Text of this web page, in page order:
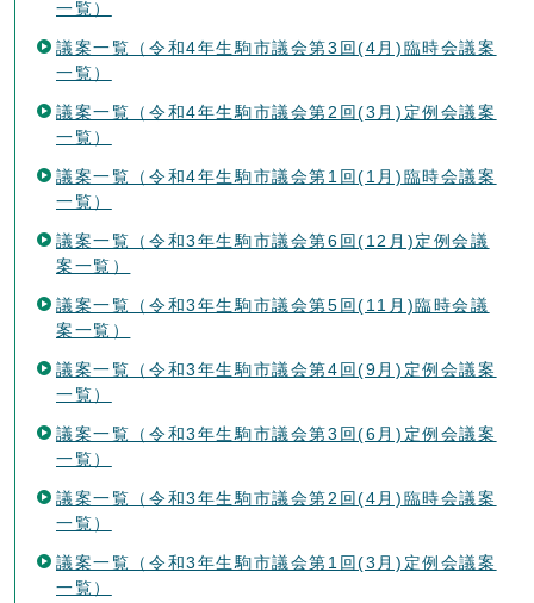
一覧）
議案一覧（令和4年生駒市議会第3回(4月)臨時会議案
一覧）
議案一覧（令和4年生駒市議会第2回(3月)定例会議案
一覧）
議案一覧（令和4年生駒市議会第1回(1月)臨時会議案
一覧）
議案一覧（令和3年生駒市議会第6回(12月)定例会議
案一覧）
議案一覧（令和3年生駒市議会第5回(11月)臨時会議
案一覧）
議案一覧（令和3年生駒市議会第4回(9月)定例会議案
一覧）
議案一覧（令和3年生駒市議会第3回(6月)定例会議案
一覧）
議案一覧（令和3年生駒市議会第2回(4月)臨時会議案
一覧）
議案一覧（令和3年生駒市議会第1回(3月)定例会議案
一覧）